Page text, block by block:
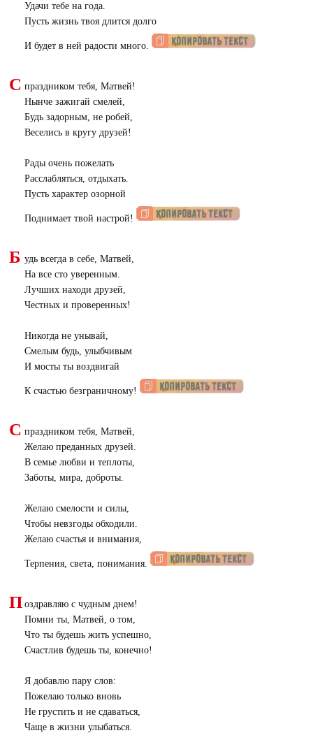
Удачи тебе на года.
Пусть жизнь твоя длится долго
И будет в ней радости много.
С праздником тебя, Матвей!
Нынче зажигай смелей,
Будь задорным, не робей,
Веселись в кругу друзей!
Рады очень пожелать
Расслабляться, отдыхать.
Пусть характер озорной
Поднимает твой настрой!
Б удь всегда в себе, Матвей,
На все сто уверенным.
Лучших находи друзей,
Честных и проверенных!
Никогда не унывай,
Смелым будь, улыбчивым
И мосты ты воздвигай
К счастью безграничному!
С праздником тебя, Матвей,
Желаю преданных друзей.
В семье любви и теплоты,
Заботы, мира, доброты.
Желаю смелости и силы,
Чтобы невзгоды обходили.
Желаю счастья и внимания,
Терпения, света, понимания.
П оздравляю с чудным днем!
Помни ты, Матвей, о том,
Что ты будешь жить успешно,
Счастлив будешь ты, конечно!
Я добавлю пару слов:
Пожелаю только вновь
Не грустить и не сдаваться,
Чаще в жизни улыбаться.